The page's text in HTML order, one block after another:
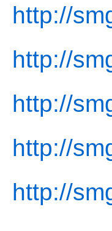
http://
http://
http://
http://
http://